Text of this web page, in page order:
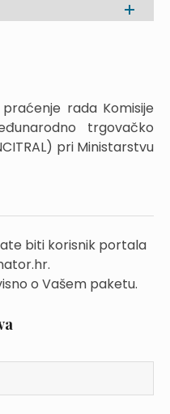
rada Komisije
trgovačko
pri Ministarstvu
biti korisnik portala
o Vašem paketu.